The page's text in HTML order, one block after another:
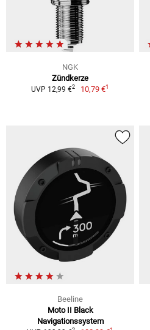
NGK
Zündkerze
UVP 12,99 €2 10,79 €1
Beeline
Moto II Black
Navigationssystem